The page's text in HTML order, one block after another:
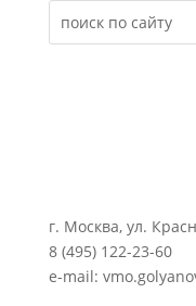
г. Москва, ул.
8 (495) 122-23-60
e-mail: